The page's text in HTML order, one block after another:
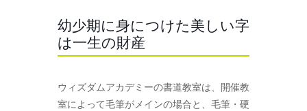
幼少期に身につけた美しい字
は一生の財産
ウィズダムアカデミーの書道教室は、開催教
室によって毛筆がメインの場合と、毛筆・硬